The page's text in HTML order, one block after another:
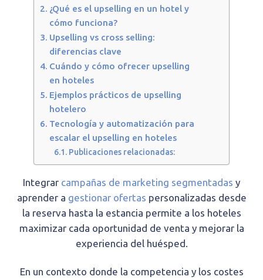
¿Qué es el upselling en un hotel y
cómo funciona?
Upselling vs cross selling:
diferencias clave
Cuándo y cómo ofrecer upselling
en hoteles
Ejemplos prácticos de upselling
hotelero
Tecnología y automatización para
escalar el upselling en hoteles
Publicaciones relacionadas:
Integrar campañas de marketing segmentadas y
aprender a gestionar ofertas personalizadas desde
la reserva hasta la estancia permite a los hoteles
maximizar cada oportunidad de venta y mejorar la
experiencia del huésped.
En un contexto donde la competencia y los costes